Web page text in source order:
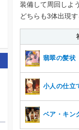
装備して周回しよ
どちらも3体出現す
翡翠の髪状
小人の仕立
ベア・キン